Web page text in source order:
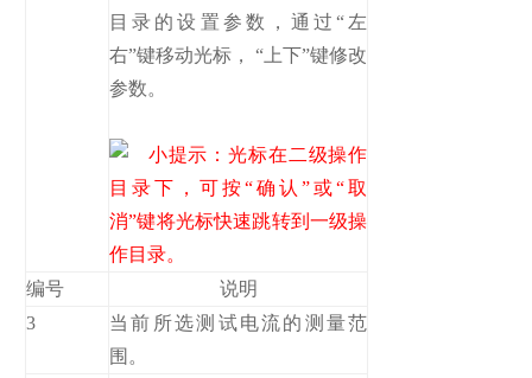
目录的设置参数，通过“左
右”键移动光标， “上下”键修改
参数。
小提示：光标在二级操作
目录下，可按“确认”或“取
消”键将光标快速跳转到一级操
作目录。
编号
说明
3
当前所选测试电流的测量范
围。